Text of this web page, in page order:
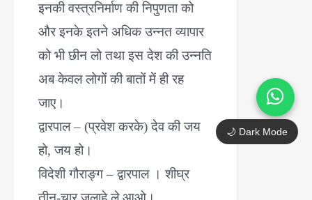
इनकी वस्त्रनिर्माण की निपुणता को
और इनके इतने अधिक उन्नत व्यापार
को भी छीन लो तथा इस देश की उन्नति
अब केवल लोगों की बातों में ही रह
जाए।
द्वारपाल – (प्रवेश करके) देव की जय
हो, जय हो।
विदेशी गौराङ्ग – द्वारपाल । शीघ्र
🌙 Dark Mode